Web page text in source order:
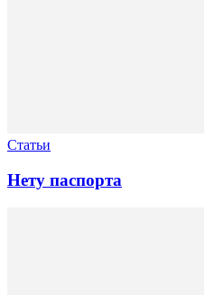
Статьи
Нету паспорта